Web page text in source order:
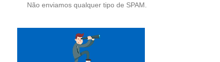
Não enviamos qualquer tipo de SPAM.